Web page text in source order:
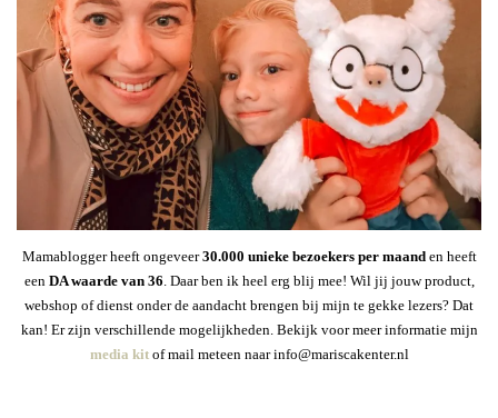
Mamablogger heeft ongeveer30.000 unieke bezoekers per maanden heeft
een DA waarde van 36. Daar ben ik heel erg blij mee! Wil jij jouw product,
webshop of dienst onder de aandacht brengen bij mijn te gekke lezers? Dat
kan! Er zijn verschillende mogelijkheden. Bekijk voor meer informatie mijn
media kitof mail meteen naar info@mariscakenter.nl